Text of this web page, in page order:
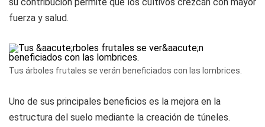
fuerza y salud.
Tus árboles frutales se verán beneficiados con las lombrices.
Uno de sus principales beneficios es la mejora en la
estructura del suelo mediante la creación de túneles.